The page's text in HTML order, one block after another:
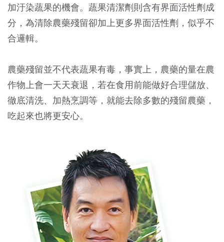
加汙染蔬果的機會。蔬果清潔劑則含有界面活性劑成
分，為清除農藥殘留卻加上更多界面活性劑，似乎不
合邏輯。
農藥殘留並不代表蔬果有毒，事實上，農藥的量在農
作物上會一天天衰退，若在食用前能做好合理儲放、
徹底清洗、加熱烹調等，就能去除多數的殘留農藥，
吃起來也將更安心。